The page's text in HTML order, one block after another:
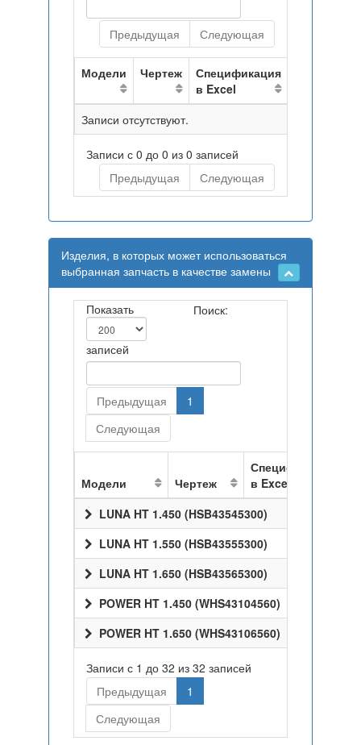
Предыдущая Следующая
Модели Чертеж
Спецификация
в Excel
Записи отсутствуют.
Записи с 0 до 0 из 0 записей
Предыдущая
Следующая
Изделия, в которых может использоваться
выбранная запчасть в качестве замены
Показать
записей
Поиск:
Предыдущая
1
Следующая
Модели Чертеж
Спецификация
в Excel
LUNA HT 1.450 (HSB43545300)
LUNA HT 1.550 (HSB43555300)
LUNA HT 1.650 (HSB43565300)
POWER HT 1.450 (WHS43104560)
POWER HT 1.650 (WHS43106560)
Записи с 1 до 32 из 32 записей
Предыдущая
1
Следующая